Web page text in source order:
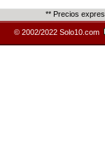
** Precios
© 2002/2022 Solo10.com